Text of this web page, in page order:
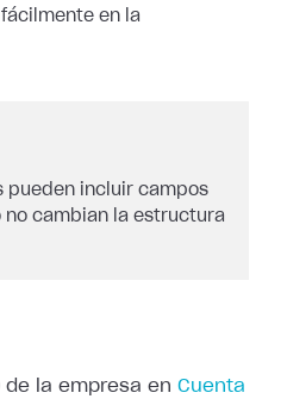
en la
pueden incluir campos
no cambian la estructura
de la empresa en Cuenta